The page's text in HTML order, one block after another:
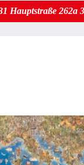
Hauptstraße 262a